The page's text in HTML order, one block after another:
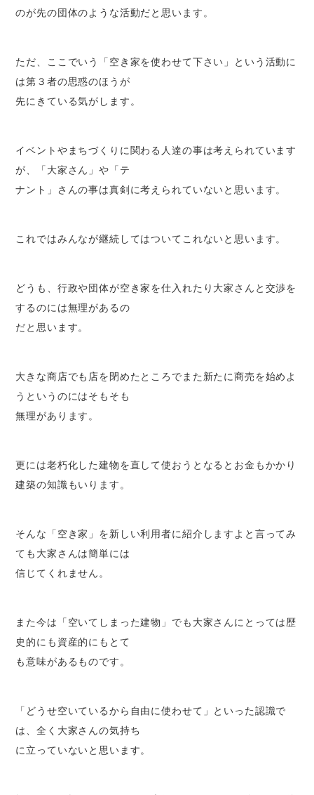
のが先の団体のような活動だと思います。
ただ、ここでいう「空き家を使わせて下さい」という活動に
は第３者の思惑のほうが
先にきている気がします。
イベントやまちづくりに関わる人達の事は考えられています
が、「大家さん」や「テ
ナント」さんの事は真剣に考えられていないと思います。
これではみんなが継続してはついてこれないと思います。
どうも、行政や団体が空き家を仕入れたり大家さんと交渉を
するのには無理があるの
だと思います。
大きな商店でも店を閉めたところでまた新たに商売を始めよ
うというのにはそもそも
無理があります。
更には老朽化した建物を直して使おうとなるとお金もかかり
建築の知識もいります。
そんな「空き家」を新しい利用者に紹介しますよと言ってみ
ても大家さんは簡単には
信じてくれません。
また今は「空いてしまった建物」でも大家さんにとっては歴
史的にも資産的にもとて
も意味があるものです。
「どうせ空いているから自由に使わせて」といった認識で
は、全く大家さんの気持ち
に立っていないと思います。